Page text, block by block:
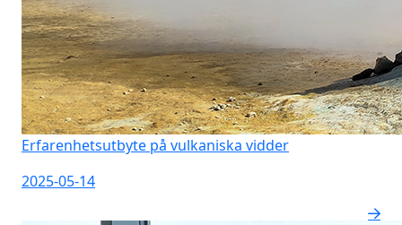
Erfarenhetsutbyte på vulkaniska vidder
2025-05-14